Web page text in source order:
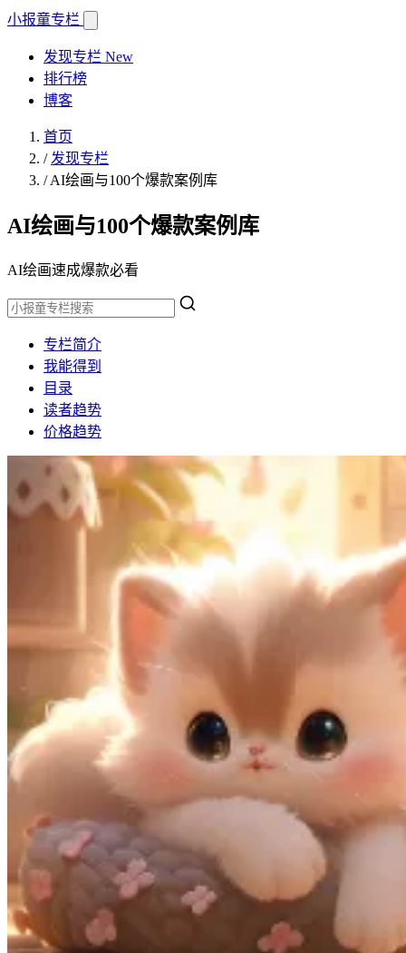
小报童专栏
发现专栏 New
排行榜
博客
首页
/ 发现专栏
/AI绘画与100个爆款案例库
AI绘画与100个爆款案例库
AI绘画速成爆款必看
专栏简介
我能得到
目录
读者趋势
价格趋势